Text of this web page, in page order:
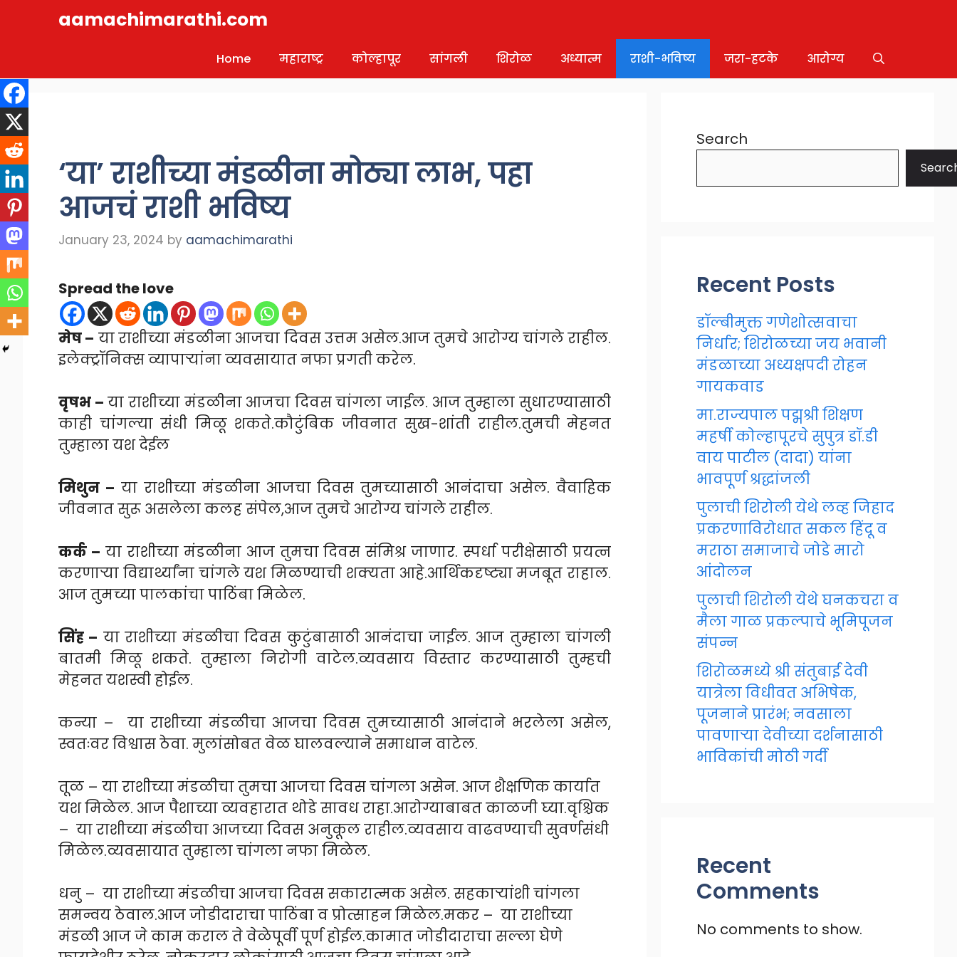
aamachimarathi.com
Home महाराष्ट्र कोल्हापूर सांगली शिरोळ अध्यात्म राशी-भविष्य जरा-हटके आरोग्य
‘या’ राशीच्या मंडळीना मोठ्या लाभ, पहा
आजचं राशी भविष्य
January 23, 2024 by aamachimarathi
Spread the love
मेष – या राशीच्या मंडळीना आजचा दिवस उत्तम असेल.आज तुमचे आरोग्य चांगले राहील.
इलेक्ट्रॉनिक्स व्यापाऱ्यांना व्यवसायात नफा प्रगती करेल.
वृषभ – या राशीच्या मंडळीना आजचा दिवस चांगला जाईल. आज तुम्हाला सुधारण्यासाठी
काही चांगल्या संधी मिळू शकते.कौटुंबिक जीवनात सुख-शांती राहील.तुमची मेहनत
तुम्हाला यश देईल
मिथुन – या राशीच्या मंडळीना आजचा दिवस तुमच्यासाठी आनंदाचा असेल. वैवाहिक
जीवनात सुरू असलेला कलह संपेल,आज तुमचे आरोग्य चांगले राहील.
कर्क – या राशीच्या मंडळीना आज तुमचा दिवस संमिश्र जाणार. स्पर्धा परीक्षेसाठी प्रयत्न
करणाऱ्या विद्यार्थ्यांना चांगले यश मिळण्याची शक्यता आहे.आर्थिकदृष्ट्या मजबूत राहाल.
आज तुमच्या पालकांचा पाठिंबा मिळेल.
सिंह – या राशीच्या मंडळीचा दिवस कुटुंबासाठी आनंदाचा जाईल. आज तुम्हाला चांगली
बातमी मिळू शकते. तुम्हाला निरोगी वाटेल.व्यवसाय विस्तार करण्यासाठी तुम्हची
मेहनत यशस्वी होईल.
कन्या – या राशीच्या मंडळीचा आजचा दिवस तुमच्यासाठी आनंदाने भरलेला असेल,
स्वतःवर विश्वास ठेवा. मुलांसोबत वेळ घालवल्याने समाधान वाटेल.
तूळ – या राशीच्या मंडळीचा तुमचा आजचा दिवस चांगला असेन. आज शैक्षणिक कार्यात
यश मिळेल. आज पैशाच्या व्यवहारात थोडे सावध राहा.आरोग्याबाबत काळजी घ्या.वृश्चिक
– या राशीच्या मंडळीचा आजच्या दिवस अनुकूल राहील.व्यवसाय वाढवण्याची सुवर्णसंधी
मिळेल.व्यवसायात तुम्हाला चांगला नफा मिळेल.
धनु – या राशीच्या मंडळीचा आजचा दिवस सकारात्मक असेल. सहकाऱ्यांशी चांगला
समन्वय ठेवाल.आज जोडीदाराचा पाठिंबा व प्रोत्साहन मिळेल.मकर – या राशीच्या
मंडळी आज जे काम कराल ते वेळेपूर्वी पूर्ण होईल.कामात जोडीदाराचा सल्ला घेणे
Search
Recent Posts
डॉल्बीमुक्त गणेशोत्सवाचा
निर्धार; शिरोळच्या जय भवानी
मंडळाच्या अध्यक्षपदी रोहन
गायकवाड
मा.राज्यपाल पद्मश्री शिक्षण
महर्षी कोल्हापूरचे सुपुत्र डॉ.डी
वाय पाटील (दादा) यांना
भावपूर्ण श्रद्धांजली
पुलाची शिरोली येथे लव्ह जिहाद
प्रकरणाविरोधात सकल हिंदू व
मराठा समाजाचे जोडे मारो
आंदोलन
पुलाची शिरोली येथे घनकचरा व
मैला गाळ प्रकल्पाचे भूमिपूजन
संपन्न
शिरोळमध्ये श्री संतुबाई देवी
यात्रेला विधीवत अभिषेक,
पूजनाने प्रारंभ; नवसाला
पावणाऱ्या देवीच्या दर्शनासाठी
भाविकांची मोठी गर्दी
Recent
Comments
No comments to show.